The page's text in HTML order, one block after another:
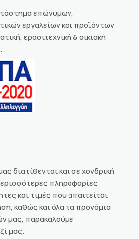
επώνυμων,
εργαλείων και προϊόντων
ερασιτεχνική & οικιακή
διατίθενται και σε χονδρική
πληροφορίες
και τιμές που απαιτείται
καθώς και όλα τα προνόμια
μας, παρακαλούμε
μας.